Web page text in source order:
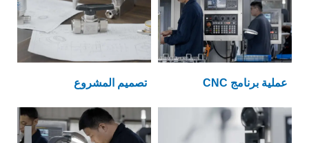
تصميم المشروع عملية برنامج CNC